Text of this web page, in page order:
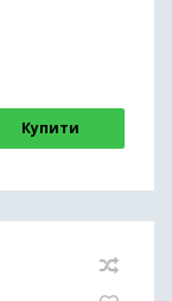
Купити